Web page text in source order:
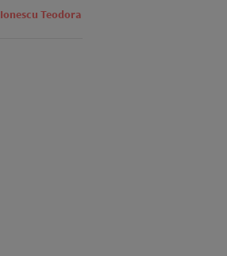
Ionescu Teodora